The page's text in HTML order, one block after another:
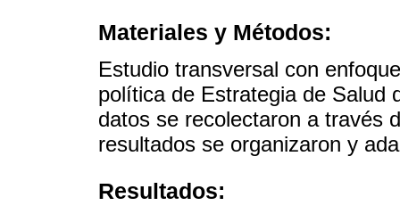
Materiales y Métodos:
Estudio transversal con
política de Estrategia de Salud
datos se recolectaron a través
resultados se organizaron y
Resultados: